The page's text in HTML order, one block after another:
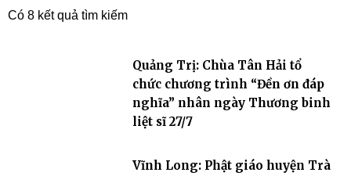
Có 8 kết quả tìm kiếm
Quảng Trị: Chùa Tân Hải tổ
chức chương trình “Đền ơn đáp
nghĩa” nhân ngày Thương binh
liệt sĩ 27/7
Vĩnh Long: Phật giáo huyện Trà